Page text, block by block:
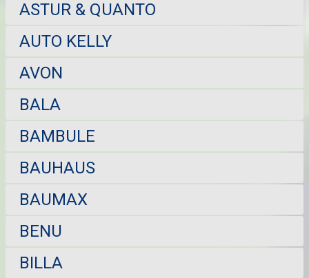
ASTUR & QUANTO
AUTO KELLY
AVON
BALA
BAMBULE
BAUHAUS
BAUMAX
BENU
BILLA